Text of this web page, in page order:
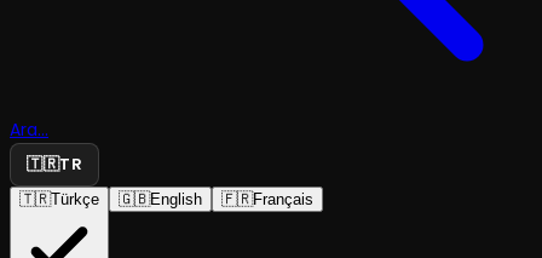
Ara...
🇹🇷TR
🇹🇷Türkçe 🇬🇧English 🇫🇷Français